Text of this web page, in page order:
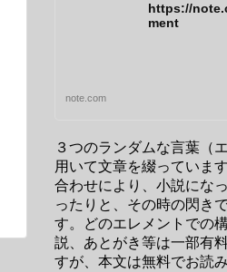
https://
ment
note.com
３つのランダムな言葉（
用いて文章を綴っていま
合わせにより、小説にな
ったりと、その時の閃き
す。どのエレメントでの
説、あとがき等は一部有
すが、本文は無料でお読